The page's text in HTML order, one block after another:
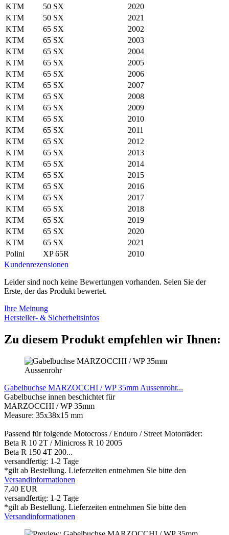
KTM
50 SX
2020
KTM
50 SX
2021
KTM
65 SX
2002
KTM
65 SX
2003
KTM
65 SX
2004
KTM
65 SX
2005
KTM
65 SX
2006
KTM
65 SX
2007
KTM
65 SX
2008
KTM
65 SX
2009
KTM
65 SX
2010
KTM
65 SX
2011
KTM
65 SX
2012
KTM
65 SX
2013
KTM
65 SX
2014
KTM
65 SX
2015
KTM
65 SX
2016
KTM
65 SX
2017
KTM
65 SX
2018
KTM
65 SX
2019
KTM
65 SX
2020
KTM
65 SX
2021
Polini
XP 65R
2010
Kundenrezensionen
Leider sind noch keine Bewertungen vorhanden. Seien Sie der
Erste, der das Produkt bewertet.
Ihre Meinung
Hersteller- & Sicherheitsinfos
Zu diesem Produkt empfehlen wir Ihnen:
Gabelbuchse MARZOCCHI / WP 35mm Aussenrohr...
Gabelbuchse innen beschichtet für
MARZOCCHI / WP 35mm
Measure: 35x38x15 mm
Passend für folgende Motocross / Enduro / Street Motorräder:
Beta R 10 2T / Minicross R 10 2005
Beta R 150 4T 200...
versandfertig: 1-2 Tage
*gilt ab Bestellung. Lieferzeiten entnehmen Sie bitte den
Versandinformationen
7,40 EUR
versandfertig: 1-2 Tage
*gilt ab Bestellung. Lieferzeiten entnehmen Sie bitte den
Versandinformationen